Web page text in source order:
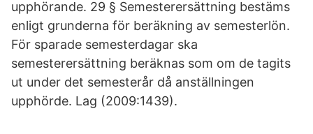
upphörande. 29 § Semesterersättning bestäms
enligt grunderna för beräkning av semesterlön.
För sparade semesterdagar ska
semesterersättning beräknas som om de tagits
ut under det semesterår då anställningen
upphörde. Lag (2009:1439).